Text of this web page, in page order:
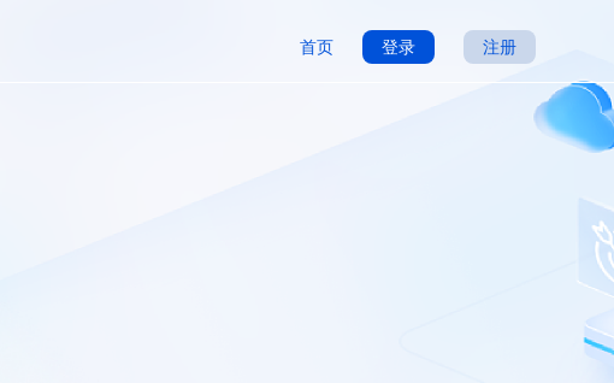
首页 登录 注册